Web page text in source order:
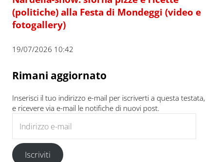
(politiche) alla Festa di Mondeggi (video e
fotogallery)
19/07/2026 10:42
Rimani aggiornato
Inserisci il tuo indirizzo e-mail per iscriverti a questa testata,
e ricevere via e-mail le notifiche di nuovi post.
Iscriviti